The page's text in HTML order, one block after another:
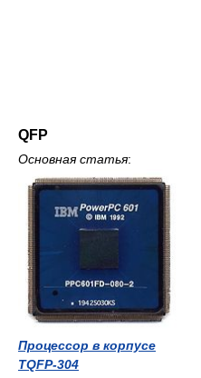
QFP
Основная статья:
Процессор в корпусе
TQFP-304